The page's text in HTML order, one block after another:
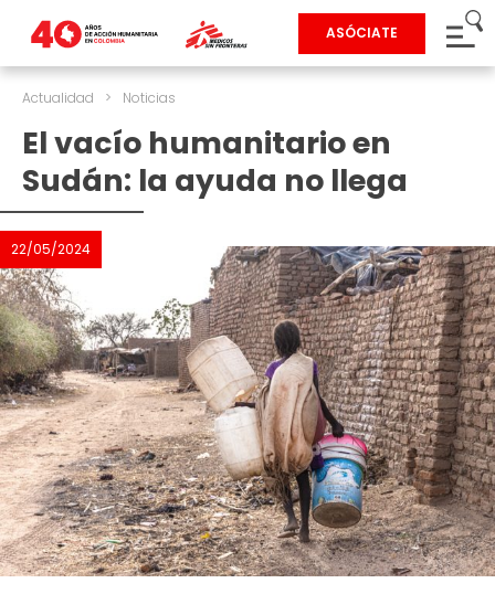
ASÓCIATE
Actualidad > Noticias
El vacío humanitario en
Sudán: la ayuda no llega
22/05/2024